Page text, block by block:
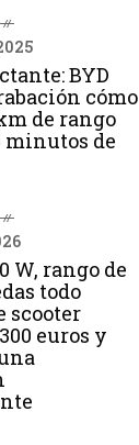
BYD
cómo
de rango
minutos de
W, rango de
todo
scooter
euros y